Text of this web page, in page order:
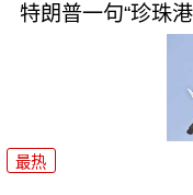
特朗普一句“珍珠
最热